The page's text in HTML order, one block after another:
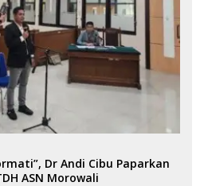
Dr Andi Cibu Paparkan
ASN Morowali